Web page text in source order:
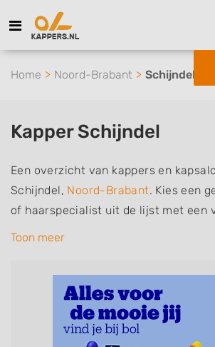
Home Noord-Brabant Schijndel
Kapper Schijndel
Een overzicht van kappers en
Schijndel, Noord-Brabant. Kies een
of haarspecialist uit de lijst met een
specialisaties of aantekeningen:
zonder afspraak terecht kunt. De
kunnen uw haren wassen, knippen,
maar ook helpen met extensions,
Toon meer